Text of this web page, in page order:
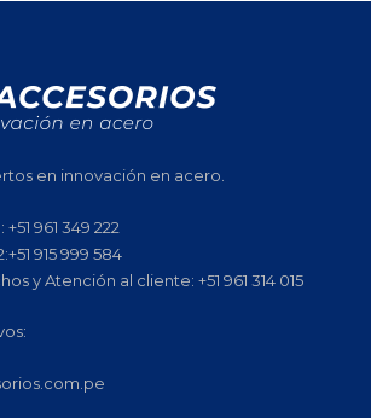
en innovación en acero.
961 349 222
915 999 584
y Atención al cliente: +51 961 314 015